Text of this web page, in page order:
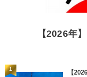
【2026年
【
1